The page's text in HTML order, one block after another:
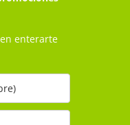
enterarte